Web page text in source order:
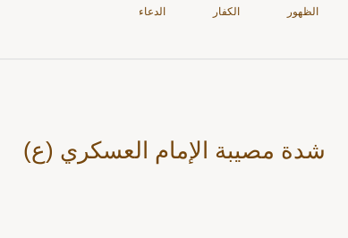
الظهور الكفار الدعاء
شدة مصيبة الإمام العسكري (ع)